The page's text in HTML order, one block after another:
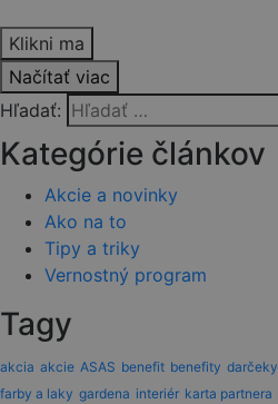
Klikni ma
Načítať viac
Hľadať:
Kategórie článkov
Akcie a novinky
Ako na to
Tipy a triky
Vernostný program
Tagy
akcia akcie ASAS benefit benefity darčeky
farby a laky gardena interiér karta partnera